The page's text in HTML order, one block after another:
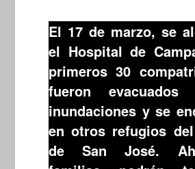
El 17 de marzo, se
el Hospital de
primeros 30
fueron
inundaciones y se
en otros refugios del
de San José.